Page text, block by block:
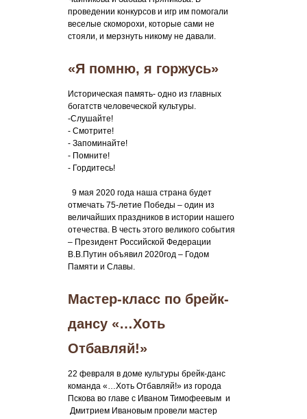
проведении конкурсов и игр им помогали
веселые скоморохи, которые сами не
стояли, и мерзнуть никому не давали.
«Я помню, я горжусь»
Историческая память- одно из главных
богатств человеческой культуры.
-Слушайте!
- Смотрите!
- Запоминайте!
- Помните!
- Гордитесь!
9 мая 2020 года наша страна будет
отмечать 75-летие Победы – один из
величайших праздников в истории нашего
отечества. В честь этого великого события
– Президент Российской Федерации
В.В.Путин объявил 2020год – Годом
Памяти и Славы.
Мастер-класс по брейк-
дансу «…Хоть
Отбавляй!»
22 февраля в доме культуры брейк-данс
команда «…Хоть Отбавляй!» из города
Пскова во главе с Иваном Тимофеевым и
Дмитрием Ивановым провели мастер